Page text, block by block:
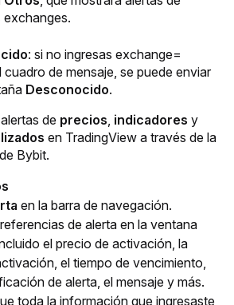
: si no ingresas exchange=
de mensaje, se puede enviar
Desconocido.
de precios, indicadores
en TradingView a través de la
Bybit.
en la barra de navegación.
el precio de activación, la
el tiempo de vencimiento,
de alerta, el mensaje y más.
toda la información que ingresaste